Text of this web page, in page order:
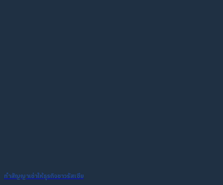
ทำสัญญาเช่าให้ธุรกิจชาวรัสเซีย